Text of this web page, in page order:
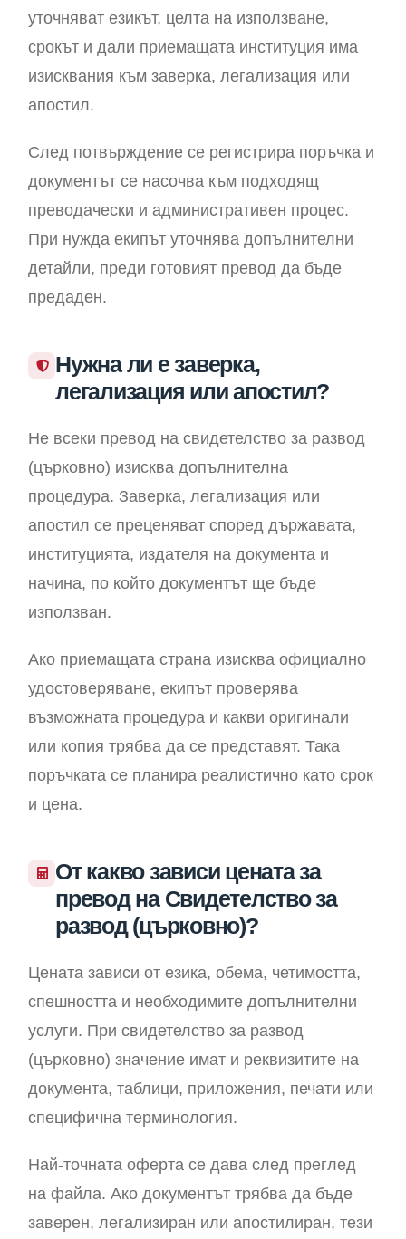
уточняват езикът, целта на използване,
срокът и дали приемащата институция има
изисквания към заверка, легализация или
апостил.
След потвърждение се регистрира поръчка и
документът се насочва към подходящ
преводачески и административен процес.
При нужда екипът уточнява допълнителни
детайли, преди готовият превод да бъде
предаден.
Нужна ли е заверка,
легализация или апостил?
Не всеки превод на свидетелство за развод
(църковно) изисква допълнителна
процедура. Заверка, легализация или
апостил се преценяват според държавата,
институцията, издателя на документа и
начина, по който документът ще бъде
използван.
Ако приемащата страна изисква официално
удостоверяване, екипът проверява
възможната процедура и какви оригинали
или копия трябва да се представят. Така
поръчката се планира реалистично като срок
и цена.
От какво зависи цената за
превод на Свидетелство за
развод (църковно)?
Цената зависи от езика, обема, четимостта,
спешността и необходимите допълнителни
услуги. При свидетелство за развод
(църковно) значение имат и реквизитите на
документа, таблици, приложения, печати или
специфична терминология.
Най-точната оферта се дава след преглед
на файла. Ако документът трябва да бъде
заверен, легализиран или апостилиран, тези